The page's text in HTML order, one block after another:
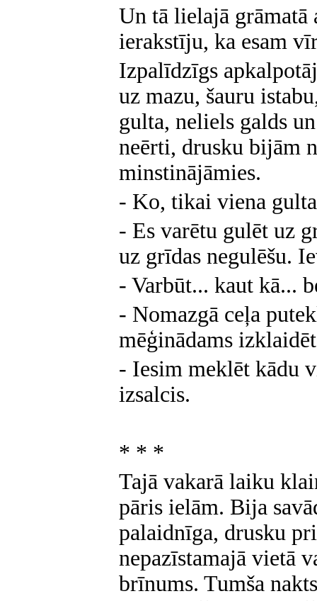
Un tā lielajā
ierakstīju, ka esam
Izpalīdzīgs
uz mazu, šauru
gulta, neliels galds
neērti, drusku bijām
minstinājāmies.
- Ko, tikai viena
- Es varētu gulēt uz
uz grīdas negulēšu.
- Varbūt... kaut kā...
- Nomazgā ceļa
mēģinādams
- Iesim meklēt kādu
izsalcis.
* * *
Tajā vakarā laiku
pāris ielām. Bija
palaidnīga, drusku
nepazīstamajā vietā
brīnums. Tumša